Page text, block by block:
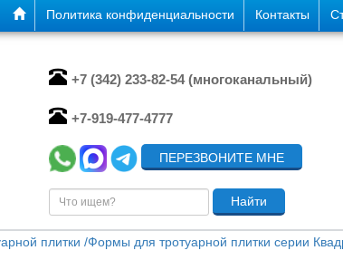
плитки /Формы для тротуарной плитки серии
Политика конфиденциальности Контакты
+7 (342) 233-82-54 (многоканальный)
+7-919-477-4777
ПЕРЕЗВОНИТЕ МНЕ